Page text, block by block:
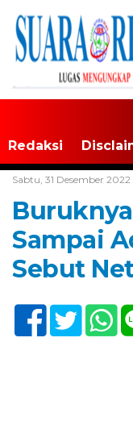
Redaksi
Sabtu, 31 Desember 2022
Sampai
Sebut